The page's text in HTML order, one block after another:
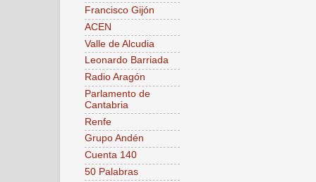
Francisco Gijón
ACEN
Valle de Alcudia
Leonardo Barriada
Radio Aragón
Parlamento de
Cantabria
Renfe
Grupo Andén
Cuenta 140
50 Palabras